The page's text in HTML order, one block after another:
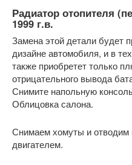
Радиатор отопителя
1999 г.в.
Замена этой детали будет
дизайне автомобиля, и в
также приобретет только
отрицательного вывода
Снимите напольную
Облицовка салона.
Снимаем хомуты и отводим
двигателем.